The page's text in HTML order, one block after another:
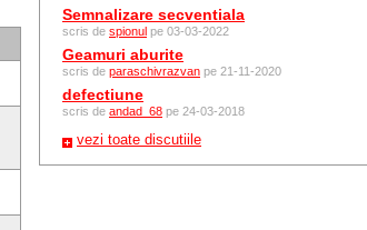
Semnalizare secventiala
scris de spionul pe 03-03-2022
Geamuri aburite
scris de paraschivrazvan pe 21-11-2020
defectiune
scris de andad_68 pe 24-03-2018
vezi toate discutiile